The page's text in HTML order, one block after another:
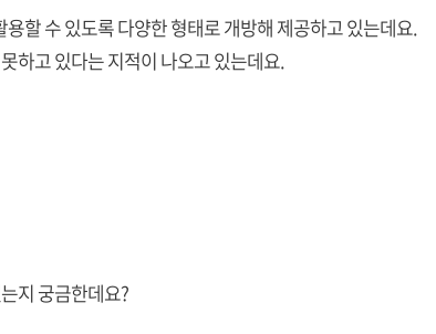
할 수 있도록 다양한 형태로 개방해 제공하고 있는데요.
하고 있다는 지적이 나오고 있는데요.
지 궁금한데요?